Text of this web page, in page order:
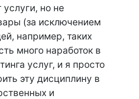
услуги, но не
(за исключением
например, таких
много наработок в
услуг, и я просто
эту дисциплину в
и